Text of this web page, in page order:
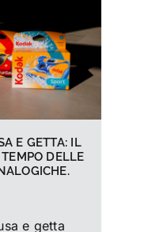
E GETTA: IL
DELLE
e getta